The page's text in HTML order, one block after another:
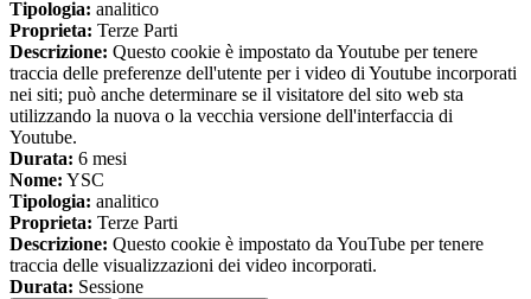
Tipologia: analitico
Proprieta: Terze Parti
Descrizione: Questo cookie è impostato da Youtube per tenere
traccia delle preferenze dell'utente per i video di Youtube incorporati
nei siti; può anche determinare se il visitatore del sito web sta
utilizzando la nuova o la vecchia versione dell'interfaccia di
Youtube.
Durata: 6 mesi
Nome: YSC
Tipologia: analitico
Proprieta: Terze Parti
Descrizione: Questo cookie è impostato da YouTube per tenere
traccia delle visualizzazioni dei video incorporati.
Durata: Sessione